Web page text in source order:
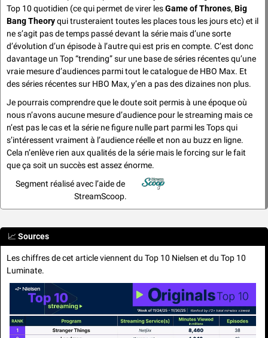
Top 10 quotidien (ce qui permet de virer les Game of Thrones, Big
Bang Theory qui trusteraient toutes les places tous les jours etc) et il
ne s’agit pas de temps passé devant la série mais d’une sorte
d’évolution d’un épisode à l’autre qui est pris en compte. C’est donc
davantage un Top “trending” sur une base de séries récentes qu’une
vraie mesure d’audiences parmi tout le catalogue de HBO Max. Et
des séries récentes sur HBO Max, y’en a pas des dizaines non plus.
Je pourrais comprendre que le doute soit permis à une époque où
nous n’avons aucune mesure d’audience pour le streaming mais ce
n’est pas le cas et la série ne figure nulle part parmi les Tops qui
s’intéressent vraiment à l’audience réelle et non au buzz en ligne.
Cela n’enlève rien aux qualités de la série mais le forcing sur le fait
que ça soit un succès est assez énorme.
Segment réalisé avec l’aide de
StreamScoop.
📈 Sources
Les chiffres de cet article viennent du Top 10 Nielsen et du Top 10
Luminate.